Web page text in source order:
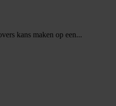
kans maken op een...